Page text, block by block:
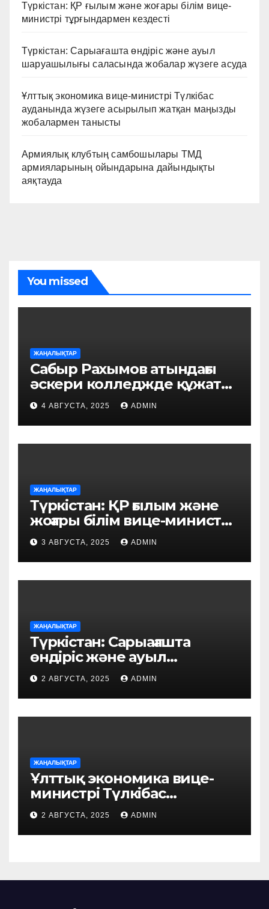
Түркістан: ҚР ғылым және жоғары білім вице-
министрі тұрғындармен кездесті
Түркістан: Сарыағашта өндіріс және ауыл
шаруашылығы саласында жобалар жүзеге асуда
Ұлттық экономика вице-министрі Түлкібас
ауданында жүзеге асырылып жатқан маңызды
жобалармен танысты
Армиялық клубтың самбошылары ТМД
армияларының ойындарына дайындықты
аяқтауда
You missed
ЖАҢАЛЫҚТАР
Сабыр Рахымов атындағы
әскери колледжде құжат
қабылдау басталды
4 АВГУСТА, 2025 ADMIN
ЖАҢАЛЫҚТАР
Түркістан: ҚР ғылым және
жоғары білім вице-министрі
тұрғындармен кездесті
3 АВГУСТА, 2025 ADMIN
ЖАҢАЛЫҚТАР
Түркістан: Сарыағашта
өндіріс және ауыл
шаруашылығы саласында
жобалар жүзеге асуда
2 АВГУСТА, 2025 ADMIN
ЖАҢАЛЫҚТАР
Ұлттық экономика вице-
министрі Түлкібас
ауданында жүзеге
асырылып жатқан
маңызды жобалармен
2 АВГУСТА, 2025 ADMIN